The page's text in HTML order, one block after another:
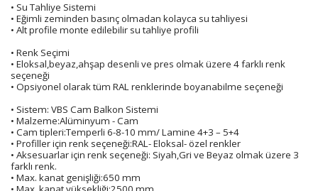
• Su Tahliye Sistemi
• Eğimli zeminden basınç olmadan kolayca su tahliyesi
• Alt profile monte edilebilir su tahliye profili
• Renk Seçimi
• Eloksal,beyaz,ahşap desenli ve pres olmak üzere 4 farklı renk
seçeneği
• Opsiyonel olarak tüm RAL renklerinde boyanabilme seçeneği
• Sistem: VBS Cam Balkon Sistemi
• Malzeme:Alüminyum - Cam
• Cam tipleri:Temperli 6-8-10 mm/ Lamine 4+3 – 5+4
• Profiller için renk seçeneği:RAL- Eloksal- özel renkler
• Aksesuarlar için renk seçeneği: Siyah,Gri ve Beyaz olmak üzere 3
farklı renk.
• Max. kanat genişliği:650 mm